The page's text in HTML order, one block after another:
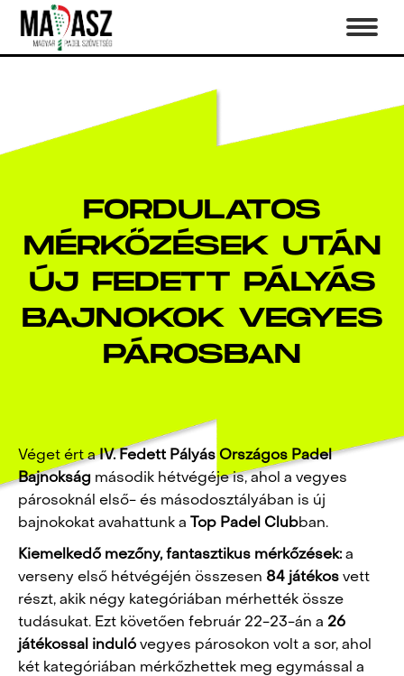
FORDULATOS
MÉRKŐZÉSEK UTÁN
ÚJ FEDETT PÁLYÁS
BAJNOKOK VEGYES
PÁROSBAN
Véget ért aIV. Fedett Pályás Országos Padel
Bajnokság második hétvégéje is, ahol a vegyes
párosoknál első- és másodosztályában is új
bajnokokat avahattunk a
Top Padel Clubban.
Kiemelkedő mezőny, fantasztikus mérkőzések:a
verseny első hétvégéjén összesen 84 játékos vett
részt, akik négy kategóriában mérhették össze
tudásukat. Ezt követően február 22-23-án a 26
játékossal induló vegyes párosokon volt a sor, ahol
két kategóriában mérkőzhettek meg egymással a